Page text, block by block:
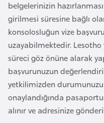
belgelerinizin
girilmesi süresine bağlı
konsolosluğun vize
uzayabilmektedir. Lesotho
süreci göz önüne alarak
başvurunuzun
yetkilimizden
onaylandığında
alınır ve adresinize
k
C
u
m
h
u
r
i
y